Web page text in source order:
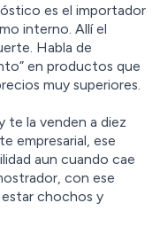
es el importador
interno. Allí el
Habla de
en productos que
muy superiores.
te la venden a diez
empresarial, ese
aun cuando cae
con ese
estar chochos y